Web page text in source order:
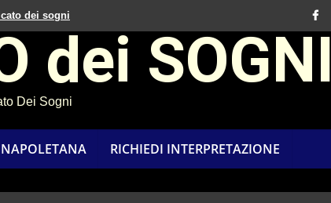
dei sogni
dei SOGNI
Dei Sogni
RICHIEDI INTERPRETAZIONE